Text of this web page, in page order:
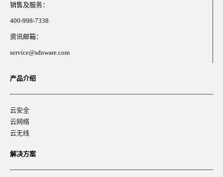
销售及服务：
400-998-7338
资讯邮箱：
service@sdnware.com
产品介绍
云安全
云网络
云无线
解决方案